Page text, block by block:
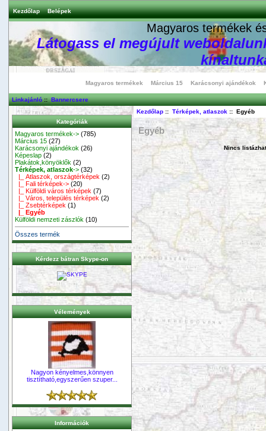
Kezdőlap Belépek
Magyaros termékek
Látogass el megújult
Magyaros termékek Március 15 Karácsonyi ajándékok
Linkajánló::Bannercsere
Kategóriák
Magyaros termékek-> (785)
Március 15 (27)
Karácsonyi ajándékok (26)
Képeslap (2)
Plakátok,könyöklők (2)
Térképek, atlaszok-> (32)
|_ Atlaszok, országtérképek (2)
|_ Fali térképek-> (20)
|_ Külföldi város térképek (7)
|_ Város, település térképek (2)
|_ Zsebtérképek (1)
|_ Egyéb
Külföldi nemzeti zászlók (10)
Összes termék
Kérdezz bátran Skype-on
Vélemények
Nagyon kényelmes,könnyen
tisztítható,egyszerűen szuper...
Információk
Kezdőlap:: Térképek, atlaszok:: Egyéb
Egyéb
Nincs